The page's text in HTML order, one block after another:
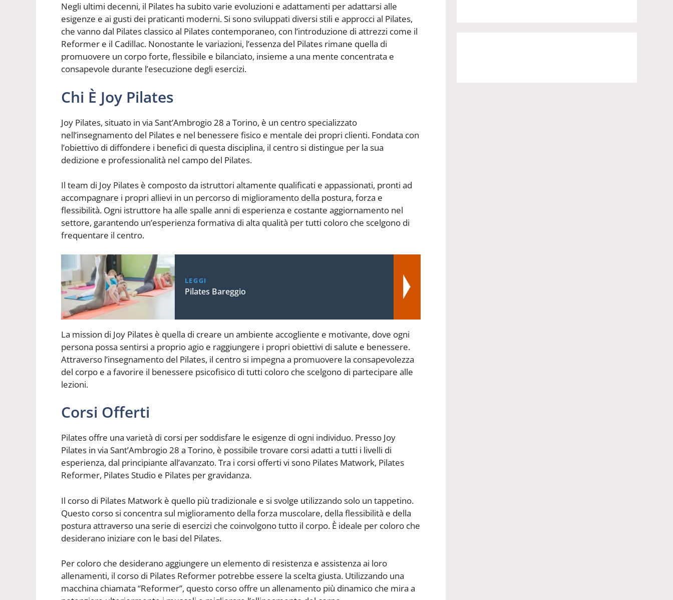
Negli ultimi decenni, il Pilates ha subito varie evoluzioni e adattamenti per adattarsi alle
esigenze e ai gusti dei praticanti moderni. Si sono sviluppati diversi stili e approcci al Pilates,
che vanno dal Pilates classico al Pilates contemporaneo, con l’introduzione di attrezzi come il
Reformer e il Cadillac. Nonostante le variazioni, l’essenza del Pilates rimane quella di
promuovere un corpo forte, flessibile e bilanciato, insieme a una mente concentrata e
consapevole durante l’esecuzione degli esercizi.
Chi È Joy Pilates
Joy Pilates, situato in via Sant’Ambrogio 28 a Torino, è un centro specializzato
nell’insegnamento del Pilates e nel benessere fisico e mentale dei propri clienti. Fondata con
l’obiettivo di diffondere i benefici di questa disciplina, il centro si distingue per la sua
dedizione e professionalità nel campo del Pilates.
Il team di Joy Pilates è composto da istruttori altamente qualificati e appassionati, pronti ad
accompagnare i propri allievi in un percorso di miglioramento della postura, forza e
flessibilità. Ogni istruttore ha alle spalle anni di esperienza e costante aggiornamento nel
settore, garantendo un’esperienza formativa di alta qualità per tutti coloro che scelgono di
frequentare il centro.
LEGGI
Pilates Bareggio
La mission di Joy Pilates è quella di creare un ambiente accogliente e motivante, dove ogni
persona possa sentirsi a proprio agio e raggiungere i propri obiettivi di salute e benessere.
Attraverso l’insegnamento del Pilates, il centro si impegna a promuovere la consapevolezza
del corpo e a favorire il benessere psicofisico di tutti coloro che scelgono di partecipare alle
lezioni.
Corsi Offerti
Pilates offre una varietà di corsi per soddisfare le esigenze di ogni individuo. Presso Joy
Pilates in via Sant’Ambrogio 28 a Torino, è possibile trovare corsi adatti a tutti i livelli di
esperienza, dal principiante all’avanzato. Tra i corsi offerti vi sono Pilates Matwork, Pilates
Reformer, Pilates Studio e Pilates per gravidanza.
Il corso di Pilates Matwork è quello più tradizionale e si svolge utilizzando solo un tappetino.
Questo corso si concentra sul miglioramento della forza muscolare, della flessibilità e della
postura attraverso una serie di esercizi che coinvolgono tutto il corpo. È ideale per coloro che
desiderano iniziare con le basi del Pilates.
Per coloro che desiderano aggiungere un elemento di resistenza e assistenza ai loro
allenamenti, il corso di Pilates Reformer potrebbe essere la scelta giusta. Utilizzando una
macchina chiamata “Reformer”, questo corso offre un allenamento più dinamico che mira a